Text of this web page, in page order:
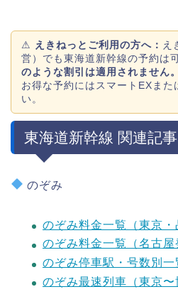
⚠ えきねっとご利用の方へ： え
営）でも東海道新幹線の予約は
のような割引は適用されません。
お得な予約にはスマートEXまた
い。
東海道新幹線 関連記事
のぞみ
のぞみ料金一覧（東京・
のぞみ料金一覧（名古屋
のぞみ停車駅・号数別一
のぞみ最速列車（東京〜